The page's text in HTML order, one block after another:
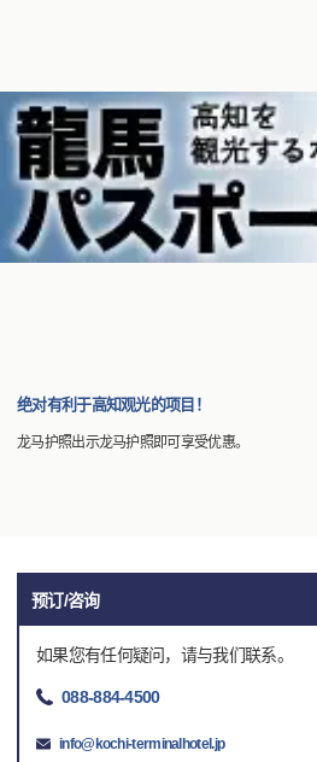
绝对有利于高知观光的项目！
龙马护照出示龙马护照即可享受优惠。
预订/咨询
如果您有任何疑问，请与我们联系。
088-884-4500
info@kochi-terminalhotel.jp